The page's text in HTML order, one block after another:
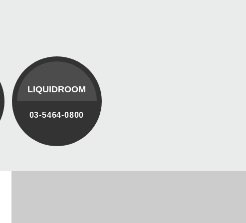
LIQUIDROOM
03-5464-0800